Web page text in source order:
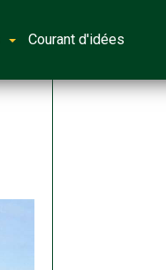
Courant d'idées